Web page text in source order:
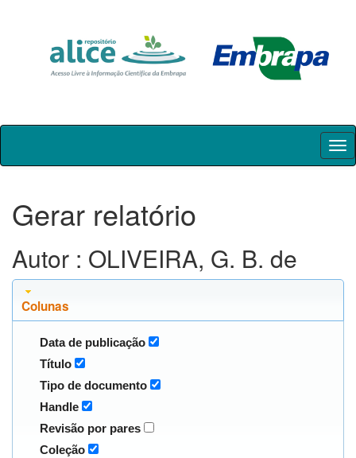
Skip
Gerar relatório
Autor : OLIVEIRA, G. B. de
Colunas
Data de publicação
Título
Tipo de documento
Handle
Revisão por pares
Coleção